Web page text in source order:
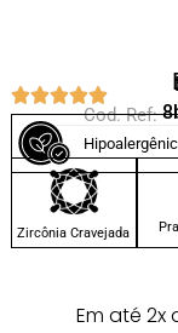
Cod. Ref:
Zircônia Cravejada
Em até 2x